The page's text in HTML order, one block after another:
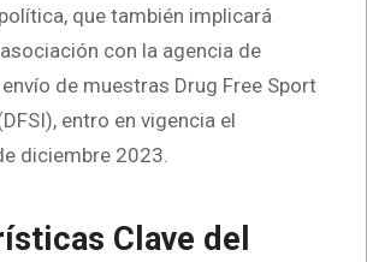
que también implicará
con la agencia de
de muestras Drug Free Sport
entro en vigencia el
diciembre 2023.
Clave del